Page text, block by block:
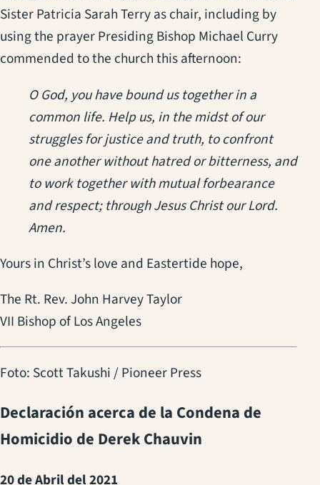
Sister Patricia Sarah Terry as chair, including by
using the prayer Presiding Bishop Michael Curry
commended to the church this afternoon:
O God, you have bound us together in a
common life. Help us, in the midst of our
struggles for justice and truth, to confront
one another without hatred or bitterness, and
to work together with mutual forbearance
and respect; through Jesus Christ our Lord.
Amen.
Yours in Christ’s love and Eastertide hope,
The Rt. Rev. John Harvey Taylor
VII Bishop of Los Angeles
Foto: Scott Takushi / Pioneer Press
Declaración acerca de la Condena de
Homicidio de Derek Chauvin
20 de Abril del 2021